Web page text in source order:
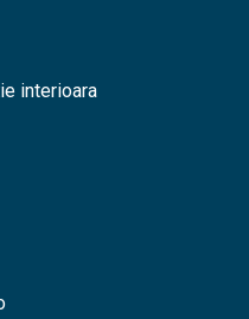
interioara